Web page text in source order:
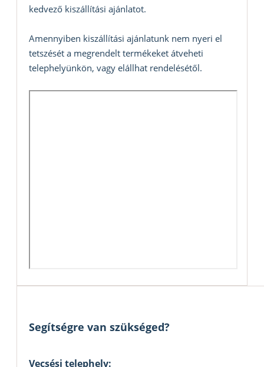
kedvező kiszállítási ajánlatot.
Amennyiben kiszállítási ajánlatunk nem nyeri el
tetszését a megrendelt termékeket átveheti
telephelyünkön, vagy elállhat rendelésétől.
Segítségre van szükséged?
Vecsési telephely: